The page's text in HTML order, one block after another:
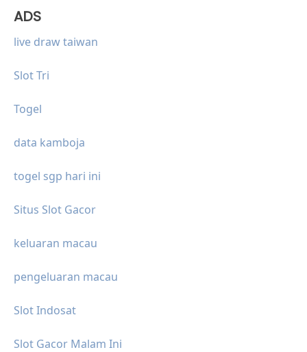
ADS
live draw taiwan
Slot Tri
Togel
data kamboja
togel sgp hari ini
Situs Slot Gacor
keluaran macau
pengeluaran macau
Slot Indosat
Slot Gacor Malam Ini